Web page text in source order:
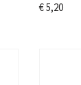
€5,20